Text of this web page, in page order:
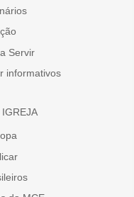
Servir
informativos